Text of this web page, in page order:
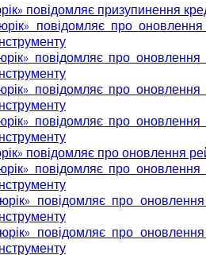
повідомляє призупинення
повідомляє про
повідомляє про
повідомляє про
повідомляє про
повідомляє про оновлення
повідомляє про
повідомляє про
повідомляє про